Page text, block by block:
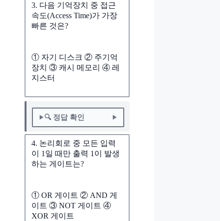
3. 다음 기억장치 중 접근
속도(Access Time)가 가장
빠른 것은?
① 자기 디스크 ② 주기억
장치 ③ 캐시 메모리 ④ 레
지스터
🔍 정답 확인
4. 논리회로 중 모든 입력
이 1일 때만 출력 1이 발생
하는 게이트는?
① OR 게이트 ② AND 게
이트 ③ NOT 게이트 ④
XOR 게이트